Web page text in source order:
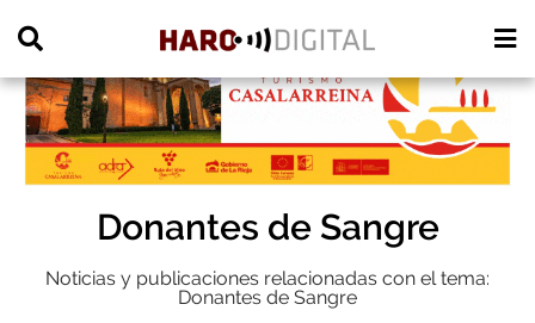
Donantes de Sangre
Noticias y publicaciones relacionadas con el tema:
Donantes de Sangre